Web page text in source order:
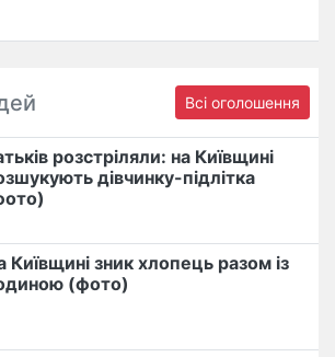
Всі оголошення
розстріляли: на Київщині
дівчинку-підлітка
Київщині зник хлопець разом із
(фото)